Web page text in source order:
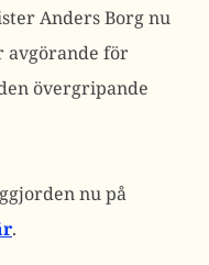
Anders Borg nu
avgörande för
övergripande
nu på
.